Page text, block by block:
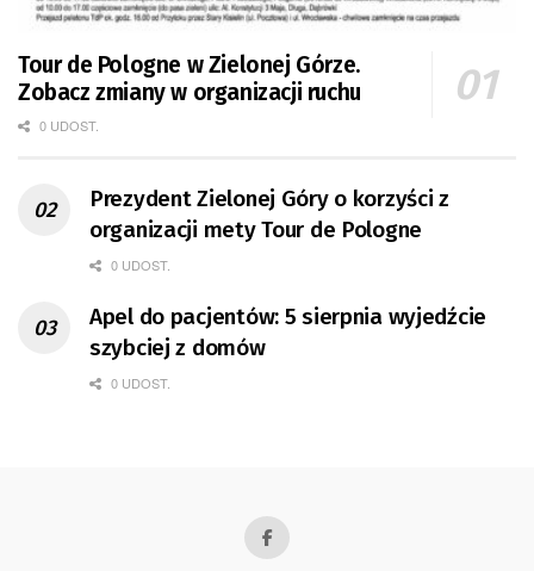
Tour de Pologne w Zielonej Górze.
Zobacz zmiany w organizacji ruchu
0 UDOST.
Prezydent Zielonej Góry o korzyści z
organizacji mety Tour de Pologne
0 UDOST.
Apel do pacjentów: 5 sierpnia wyjedźcie
szybciej z domów
0 UDOST.